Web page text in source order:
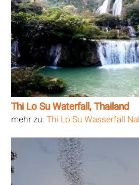
Thi Lo Su Waterfall, Thailand
mehr zu:Thi Lo Su Wasserfall